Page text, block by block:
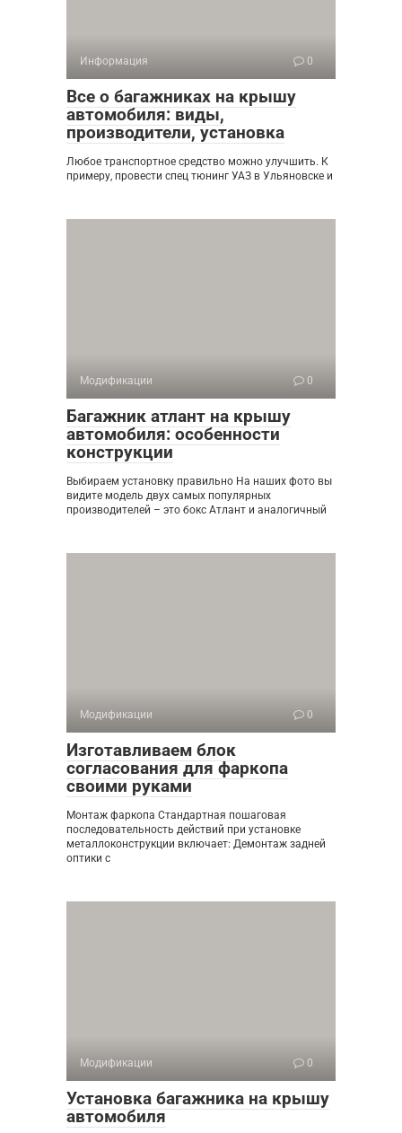
Информация 0
Все о багажниках на крышу
автомобиля: виды,
производители, установка
Любое транспортное средство можно улучшить. К
примеру, провести спец тюнинг УАЗ в Ульяновске и
Модификации 0
Багажник атлант на крышу
автомобиля: особенности
конструкции
Выбираем установку правильно На наших фото вы
видите модель двух самых популярных
производителей – это бокс Атлант и аналогичный
Модификации 0
Изготавливаем блок
согласования для фаркопа
своими руками
Монтаж фаркопа Стандартная пошаговая
последовательность действий при установке
металлоконструкции включает: Демонтаж задней
оптики с
Модификации 0
Установка багажника на крышу
автомобиля